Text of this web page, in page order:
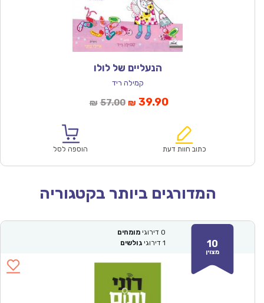
הנעליים של לולו
קמילה ריד
₪ 57.00המחיר
₪57.00.
₪ 39.90המחיר
הוא:
כתוב חוות דעת הוספה לסל
המדורגים ביותר בקטגוריה
10
מצוין
0 דירוגי מומחים
1 דירוגי גולשים